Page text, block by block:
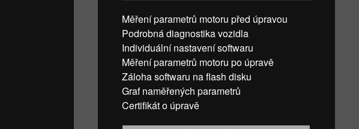
Měření parametrů motoru před úpravou
Podrobná diagnostika vozidla
Individuální nastavení softwaru
Měření parametrů motoru po úpravě
Záloha softwaru na flash disku
Graf naměřených parametrů
Certifikát o úpravě